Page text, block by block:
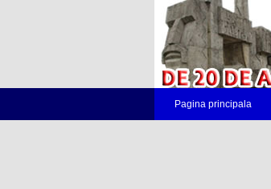
Pagina principala